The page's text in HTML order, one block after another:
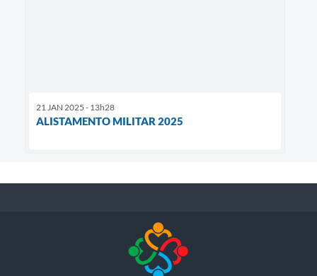
21 JAN 2025 - 13h28
ALISTAMENTO MILITAR 2025